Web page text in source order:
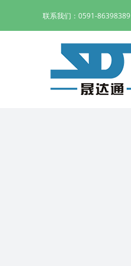
联系我们：0591-86398389